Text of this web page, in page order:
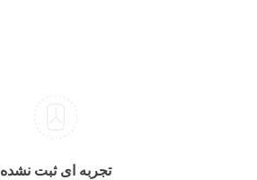
تجربه ای ثبت نشده